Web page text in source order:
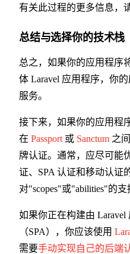
有关此过程的更多信息，
总结与选择你的技术栈
总之，如果你的应用程序
体 Laravel 应用程序，你
服务。
接下来，如果你的应用程
在 Passport 或 Sanctum 之
牌认证。通常，应尽可能
证、SPA 认证和移动认证
对"scopes"或"abilities"的支
如果你正在构建由
（SPA），你应该使用
需要手动实现自己的后端